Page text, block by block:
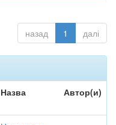
назад 1 далі
Назва Автор(и)